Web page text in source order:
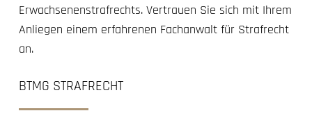
Erwachsenenstrafrechts. Vertrauen Sie sich mit Ihrem
Anliegen einem erfahrenen Fachanwalt für Strafrecht
an.
BTMG STRAFRECHT